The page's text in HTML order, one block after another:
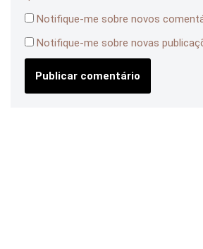
Notifique-me sobre novos
Notifique-me sobre novas